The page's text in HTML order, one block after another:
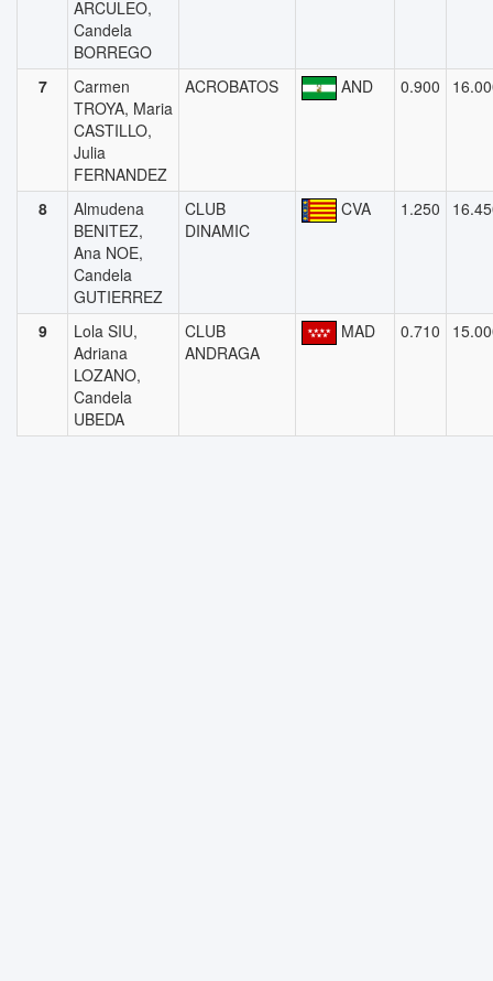
ARCULEO,
Candela
BORREGO
7
Carmen
TROYA, Maria
CASTILLO,
Julia
FERNANDEZ
ACROBATOS AND 0.900
8
Almudena
BENITEZ,
Ana NOE,
Candela
GUTIERREZ
CLUB
DINAMIC
CVA 1.250
9
Lola SIU,
Adriana
LOZANO,
Candela
UBEDA
CLUB
ANDRAGA
MAD 0.710